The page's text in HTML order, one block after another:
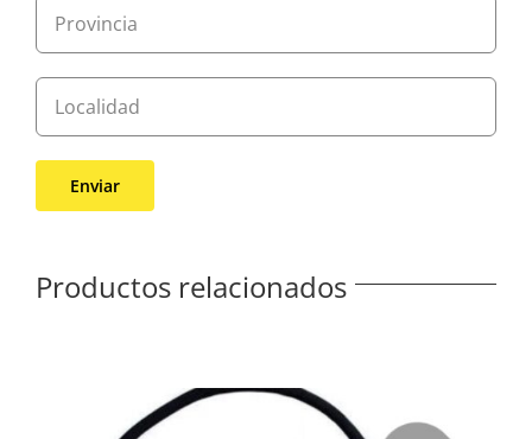
Productos relacionados